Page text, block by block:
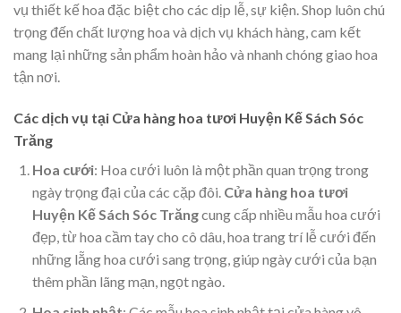
vụ thiết kế hoa đặc biệt cho các dịp lễ, sự kiện. Shop luôn chú
trọng đến chất lượng hoa và dịch vụ khách hàng, cam kết
mang lại những sản phẩm hoàn hảo và nhanh chóng giao hoa
tận nơi.
Các dịch vụ tại Cửa hàng hoa tươi Huyện Kế Sách Sóc
Trăng
Hoa cưới: Hoa cưới luôn là một phần quan trọng trong
ngày trọng đại của các cặp đôi. Cửa hàng hoa tươi
Huyện Kế Sách Sóc Trăngcung cấp nhiều mẫu hoa cưới
đẹp, từ hoa cầm tay cho cô dâu, hoa trang trí lễ cưới đến
những lẵng hoa cưới sang trọng, giúp ngày cưới của bạn
thêm phần lãng mạn, ngọt ngào.